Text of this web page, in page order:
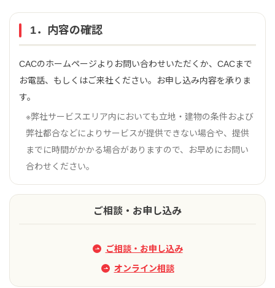
1．内容の確認
CACのホームページよりお問い合わせいただくか、CACまで
お電話、もしくはご来社ください。お申し込み内容を承りま
す。
※弊社サービスエリア内においても立地・建物の条件および
弊社都合などによりサービスが提供できない場合や、提供
までに時間がかかる場合がありますので、お早めにお問い
合わせください。
ご相談・お申し込み
ご相談・お申し込み
オンライン相談